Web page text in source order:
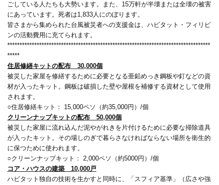
ごしている人たちも大勢います。また、15万軒が半壊または全壊の被害
にあっています。死者は1,833人にのぼります。
皆さまから集められた台風被災者への支援金は、ハビタット・フィリピ
ンの活動費用に充てられます。
***********************************************************************************
*****
住居修繕キットの配布 30,000個
被災した家屋を修繕するために必要となる亜鉛めっき鋼板や釘などの資
材が入ったキット。鋼板は破損した壁や屋根を補修する資材として使用
されます。
○住居修繕キット： 15,000ペソ（約35,000円）/個
クリーンナップキットの配布 50,000個
被災した家屋に流れ込んだ泥やがれきを片付けるために必要な掃除道具
が入ったキット。その場しのぎで暮らさなければならない場所を衛生的
に保つために使われます。
○クリーンナップキット： 2,000ペソ（約5000円）/個
コア・ハウスの建築 10,000戸
ハビタット独自の技術を生かすと同時に、「スフィア基準」（広さや強